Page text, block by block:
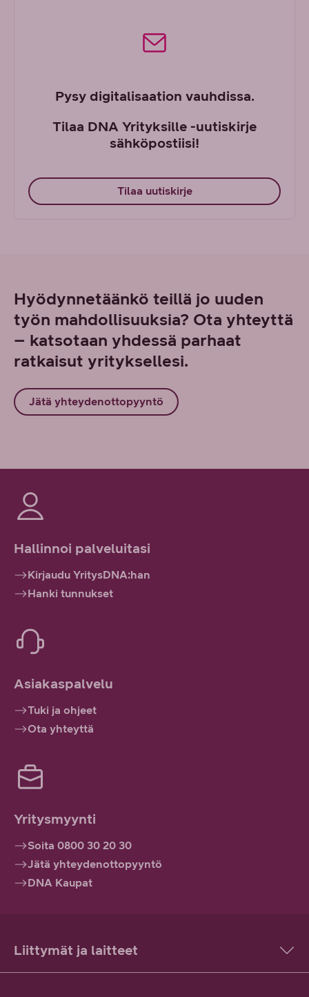
Pysy digitalisaation vauhdissa.
Tilaa DNA Yrityksille -uutiskirje
sähköpostiisi!
Tilaa uutiskirje
Hyödynnetäänkö teillä jo uuden
työn mahdollisuuksia? Ota yhteyttä
– katsotaan yhdessä parhaat
ratkaisut yrityksellesi.
Jätä yhteydenottopyyntö
Hallinnoi palveluitasi
Kirjaudu YritysDNA:han
Hanki tunnukset
Asiakaspalvelu
Tuki ja ohjeet
Ota yhteyttä
Yritysmyynti
Soita 0800 30 20 30
Jätä yhteydenottopyyntö
DNA Kaupat
Liittymät ja laitteet